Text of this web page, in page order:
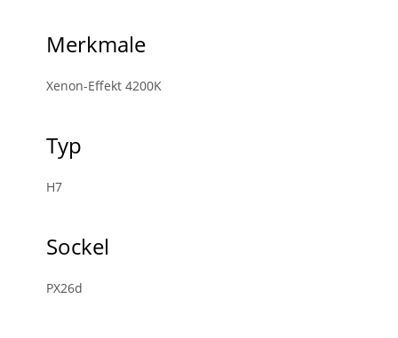
Merkmale
Xenon-Effekt 4200K
Typ
H7
Sockel
PX26d